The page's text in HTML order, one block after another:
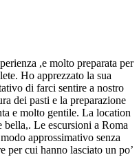
,e molto preparata per
Ho apprezzato la sua
di farci sentire a nostro
dei pasti e la preparazione
e molto gentile. La location
bella,. Le escursioni a Roma
approssimativo senza
per cui hanno lasciato un po’